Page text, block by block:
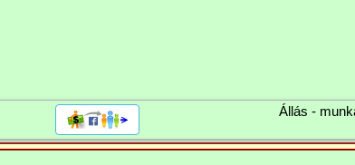
Állás -